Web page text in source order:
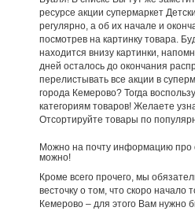
ресурсе акции супермаркет
регулярно, а об их начале и
посмотрев на картинку товара.
находится внизу картинки,
дней осталось до окончания
перелистывать все акции в
города Кемерово? Тогда
категориям товаров! Желаете
Отсортируйте товары по
Можно на почту информацию про
можно!
Кроме всего прочего, мы
весточку о том, что скоро начало
Кемерово – для этого Вам нужно